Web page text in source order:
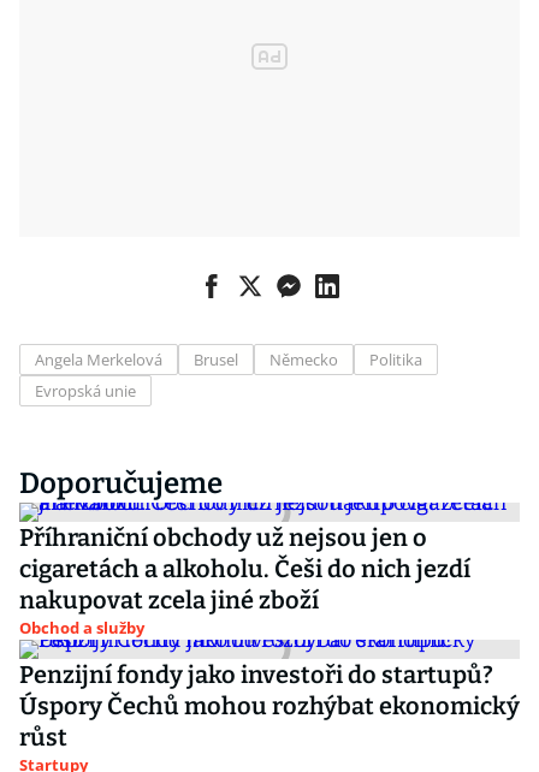
Angela Merkelová Brusel Německo
Politika
Evropská unie
Doporučujeme
Příhraniční obchody už nejsou jen o
cigaretách a alkoholu. Češi do nich jezdí
nakupovat zcela jiné zboží
Obchod a služby
Penzijní fondy jako investoři do startupů?
Úspory Čechů mohou rozhýbat ekonomický
růst
Startupy